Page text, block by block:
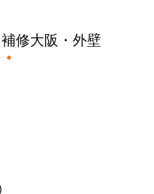
修大阪・外壁